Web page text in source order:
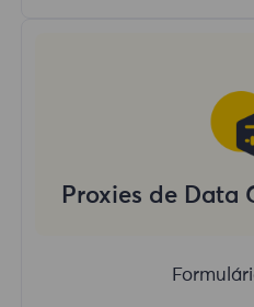
Proxies de Data